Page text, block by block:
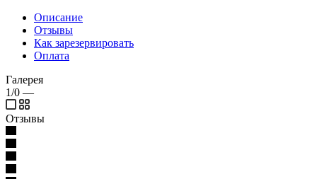
Описание
Отзывы
Как зарезервировать
Оплата
Галерея
1/0 —
Отзывы